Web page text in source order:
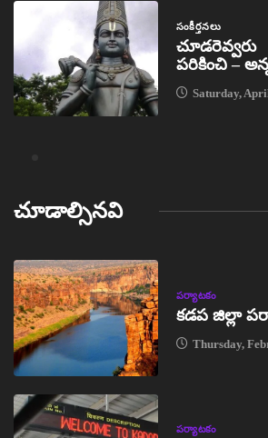
సంకీర్తనలు
పరికించి –
Saturday,
చూడాల్సినవి
పర్యాటకం
కడప జిల్లా
Thursday,
పర్యాటకం